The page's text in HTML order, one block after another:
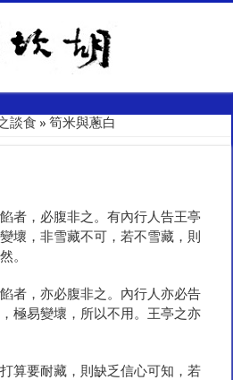
談食 » 筍米與蔥白
者，必腹非之。有內行人告王亭
壞，非雪藏不可，若不雪藏，則
。
者，亦必腹非之。內行人亦必告
極易變壞，所以不用。王亭之亦
算要耐藏，則缺乏信心可知，若